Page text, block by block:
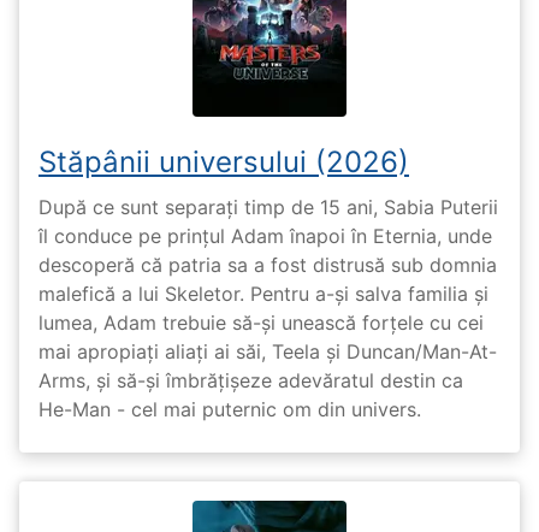
Stăpânii universului (2026)
După ce sunt separați timp de 15 ani, Sabia Puterii
îl conduce pe prințul Adam înapoi în Eternia, unde
descoperă că patria sa a fost distrusă sub domnia
malefică a lui Skeletor. Pentru a-și salva familia și
lumea, Adam trebuie să-și unească forțele cu cei
mai apropiați aliați ai săi, Teela și Duncan/Man-At-
Arms, și să-și îmbrățișeze adevăratul destin ca
He-Man - cel mai puternic om din univers.